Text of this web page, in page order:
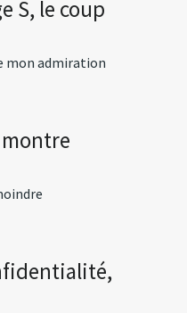
S, le coup
mon admiration